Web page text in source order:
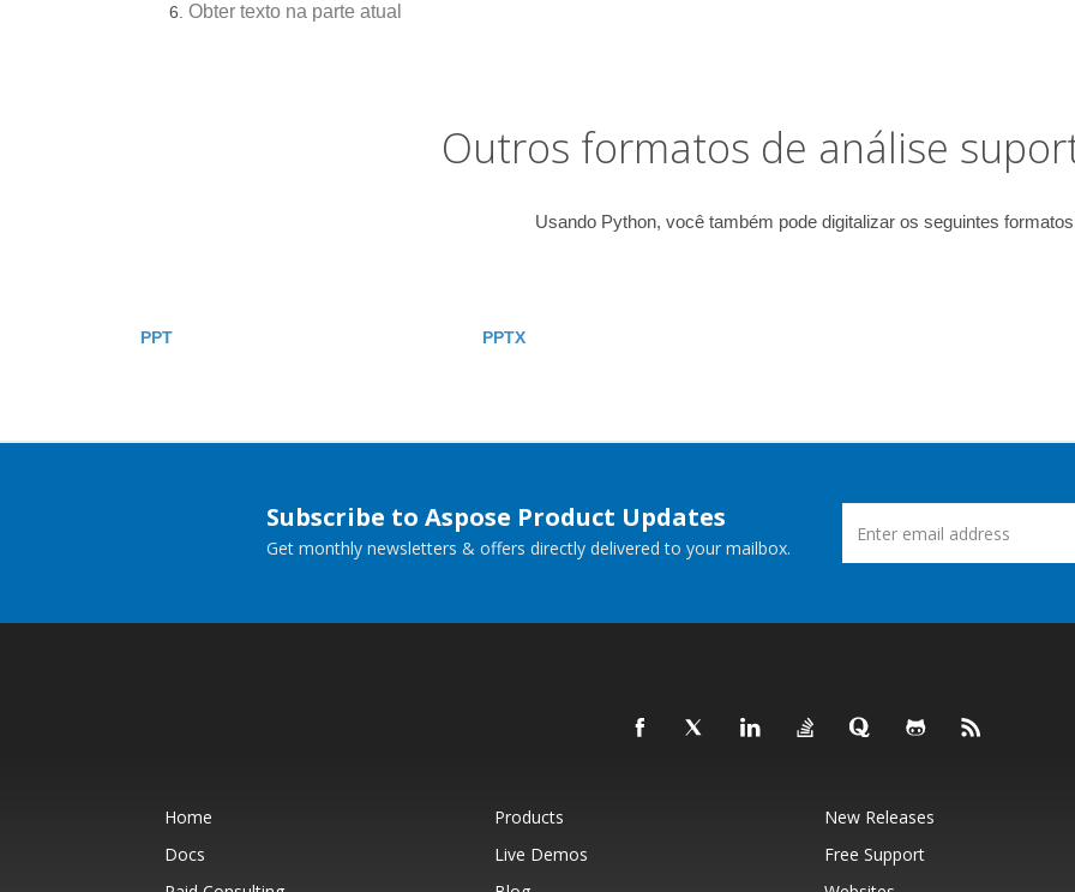
Obter texto na parte atual
Outros formatos de análise
Usando Python, você também pode digitalizar os seguintes
PPT PPTX
Subscribe to Aspose Product Updates
Get monthly newsletters & offers directly delivered to your mailbox.
Home Products New Releases
Docs
Live Demos Free Support